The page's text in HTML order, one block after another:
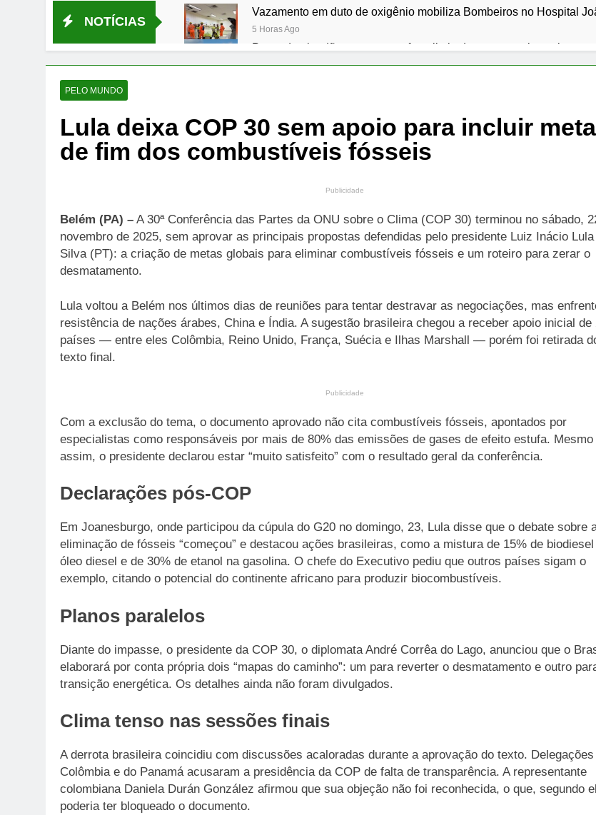
NOTÍCIAS
Vazamento em duto de oxigênio mobiliza Bombeiros no Hospital
5 Horas Ago
Preço do algodão reage com oferta limitada e expectativa sobre
8 Horas Ago
Rede municipal de Palmas promove sábado letivo com
Sabrina Sato faz carta emocionada a Nicolas Prattes no Dia dos
14 Horas Ago
Oferta curta mantém cotações do trigo estáveis no Brasil durante a
Prefeitura divulga resultado preliminar da degustação do 20º
PELO MUNDO
Lula deixa COP 30 sem apoio para incluir meta
de fim dos combustíveis fósseis
Publicidade
Belém (PA) – A 30ª Conferência das Partes da ONU sobre o Clima (COP 30) terminou no sábado,
novembro de 2025, sem aprovar as principais propostas defendidas pelo presidente Luiz Inácio
Silva (PT): a criação de metas globais para eliminar combustíveis fósseis e um roteiro para zerar o
desmatamento.
Lula voltou a Belém nos últimos dias de reuniões para tentar destravar as negociações, mas
resistência de nações árabes, China e Índia. A sugestão brasileira chegou a receber apoio inicial de
países — entre eles Colômbia, Reino Unido, França, Suécia e Ilhas Marshall — porém foi retirada
texto final.
Publicidade
Com a exclusão do tema, o documento aprovado não cita combustíveis fósseis, apontados por
especialistas como responsáveis por mais de 80% das emissões de gases de efeito estufa. Mesmo
assim, o presidente declarou estar “muito satisfeito” com o resultado geral da conferência.
Declarações pós-COP
Em Joanesburgo, onde participou da cúpula do G20 no domingo, 23, Lula disse que o debate sobre
eliminação de fósseis “começou” e destacou ações brasileiras, como a mistura de 15% de
óleo diesel e de 30% de etanol na gasolina. O chefe do Executivo pediu que outros países sigam o
exemplo, citando o potencial do continente africano para produzir biocombustíveis.
Planos paralelos
Diante do impasse, o presidente da COP 30, o diplomata André Corrêa do Lago, anunciou que o
elaborará por conta própria dois “mapas do caminho”: um para reverter o desmatamento e outro
transição energética. Os detalhes ainda não foram divulgados.
Clima tenso nas sessões finais
A derrota brasileira coincidiu com discussões acaloradas durante a aprovação do texto. Delegações
Colômbia e do Panamá acusaram a presidência da COP de falta de transparência. A representante
colombiana Daniela Durán González afirmou que sua objeção não foi reconhecida, o que, segundo
poderia ter bloqueado o documento.